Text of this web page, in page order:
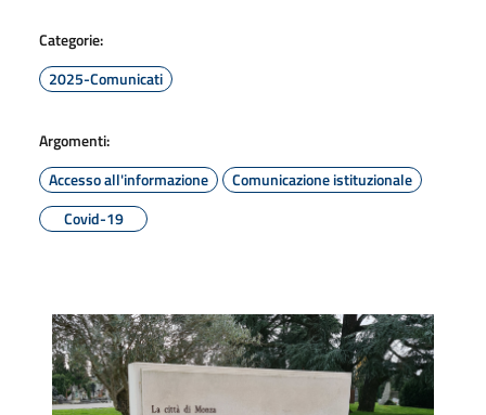
Categorie:
2025-Comunicati
Argomenti:
Accesso all'informazione
Comunicazione istituzionale
Covid-19